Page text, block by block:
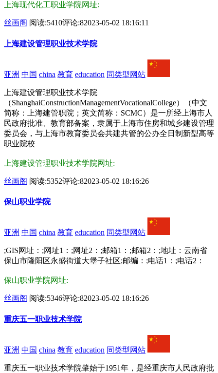
上海现代化工职业学院网址:
丝画阁 阅读:5410评论:82023-05-02 18:16:11
上海建设管理职业技术学院
亚洲 中国 china 教育 education 同类型网站
上海建设管理职业技术学院
（ShanghaiConstructionManagementVocationalCollege）（中文
简称：上海建管职院；英文简称：SCMC）是一所经上海市人
民政府批准、教育部备案，隶属于上海市住房和城乡建设管理
委员会，与上海市教育委员会共建共管的公办全日制新型高等
职业院校
上海建设管理职业技术学院网址:
丝画阁 阅读:5352评论:82023-05-02 18:16:26
保山职业学院
亚洲 中国 china 教育 education 同类型网站
;GIS网址：;网址1：;网址2：;邮箱1：;邮箱2：;地址：云南省
保山市隆阳区永盛街道大堡子社区;邮编：;电话1：;电话2：
保山职业学院网址:
丝画阁 阅读:5346评论:82023-05-02 18:16:26
重庆五一职业技术学院
亚洲 中国 china 教育 education 同类型网站
重庆五一职业技术学院肇始于1951年，是经重庆市人民政府批